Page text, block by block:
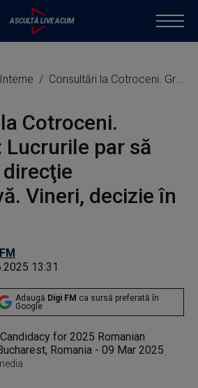
Consultări la Cotroceni. Grindeanu: Lucrurile par să intre într-o direcţie constructivă. Vineri, decizie în PSD
Cotroceni.
Lucrurile par să
Vineri, decizie în
13:31
Adaugă Digi FM ca sursă preferată în
Google